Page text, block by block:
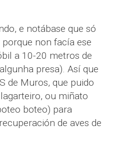
e notábase que só
non facía ese
a 10-20 metros de
presa). Así que
de Muros, que puido
ou miñato
boteo) para
de aves de